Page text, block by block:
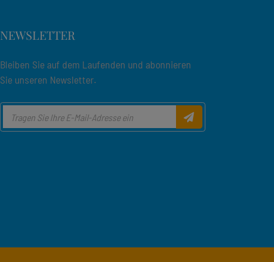
NEWSLETTER
Bleiben Sie auf dem Laufenden und abonnieren
Sie unseren Newsletter.